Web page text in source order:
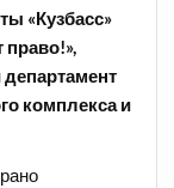
«Кузбасс»
комплекса и